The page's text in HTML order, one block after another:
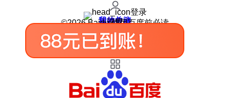
登录
我的关注
我的收藏
皮肤中心
用户反馈
设置
©2026 Baidu 使用百度前必读